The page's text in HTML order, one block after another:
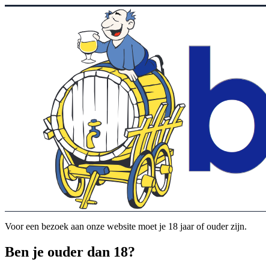
Voor een bezoek aan onze website moet je 18 jaar of ouder zijn.
Ben je ouder dan 18?